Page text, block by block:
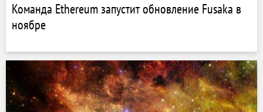
Команда Ethereum запустит обновление Fusaka в
ноябре